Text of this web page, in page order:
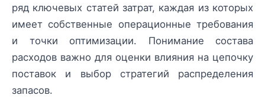
ряд ключевых статей затрат, каждая из которых
имеет собственные операционные требования
и точки оптимизации. Понимание состава
расходов важно для оценки влияния на цепочку
поставок и выбор стратегий распределения
запасов.